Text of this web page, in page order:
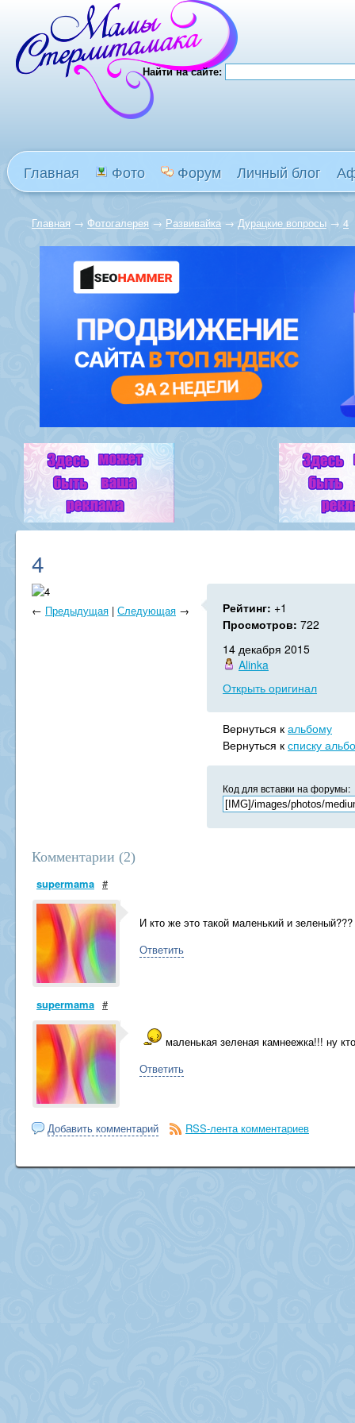
Найти на сайте:
Главная Фото Форум Личный блог
Главная → Фотогалерея → Развивайка → Дурацкие вопросы → 4
4
← Предыдущая | Следующая → Рейтинг: +1
Просмотров: 722
14 декабря 2015
Alinka
Открыть оригинал
Вернуться к альбому
Вернуться к списку
Код для вставки на форумы:
Комментарии (2)
supermama #
И кто же это такой маленький и
Ответить
supermama #
маленькая зеленая камнеежка!!! ну
Ответить
Добавить комментарий RSS-лента комментариев